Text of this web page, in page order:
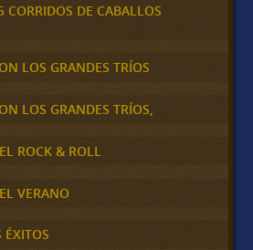
CORRIDOS DE CABALLOS
LOS GRANDES TRÍOS
LOS GRANDES TRÍOS,
ROCK & ROLL
VERANO
ÉXITOS